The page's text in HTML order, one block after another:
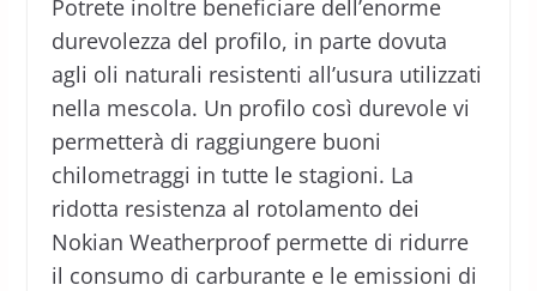
Potrete inoltre beneficiare dell’enorme
durevolezza del profilo, in parte dovuta
agli oli naturali resistenti all’usura utilizzati
nella mescola. Un profilo così durevole vi
permetterà di raggiungere buoni
chilometraggi in tutte le stagioni. La
ridotta resistenza al rotolamento dei
Nokian Weatherproof permette di ridurre
il consumo di carburante e le emissioni di